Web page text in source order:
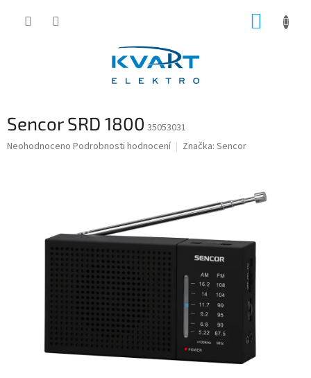
Sencor SRD 1800 35053031
Průměrné
hvězdiček.
Neohodnoceno Podrobnosti hodnocení Značka: Sencor